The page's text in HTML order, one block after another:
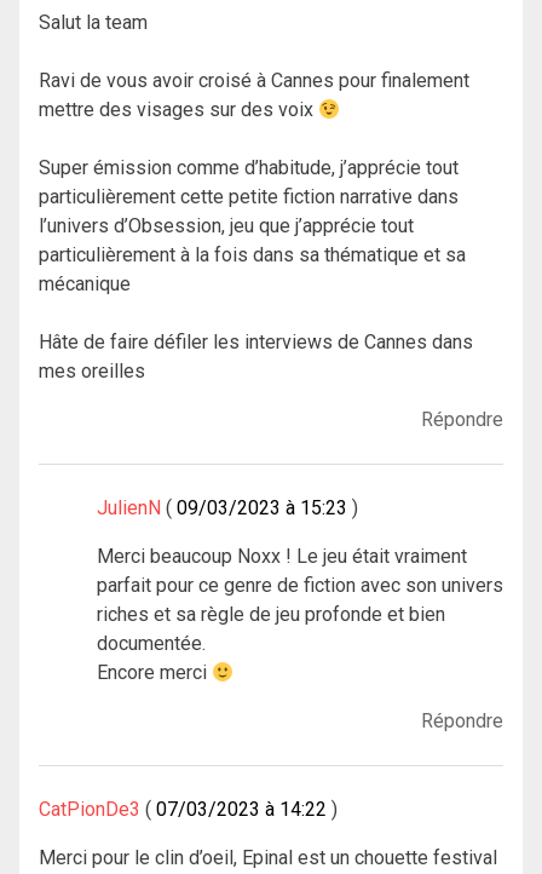
Salut la team
Ravi de vous avoir croisé à Cannes pour finalement
mettre des visages sur des voix
Super émission comme d’habitude, j’apprécie tout
particulièrement cette petite fiction narrative dans
l’univers d’Obsession, jeu que j’apprécie tout
particulièrement à la fois dans sa thématique et sa
mécanique
Hâte de faire défiler les interviews de Cannes dans
mes oreilles
Répondre
JulienN 09/03/2023 à 15:23
Merci beaucoup Noxx ! Le jeu était vraiment
parfait pour ce genre de fiction avec son univers
riches et sa règle de jeu profonde et bien
documentée.
Encore merci
Répondre
CatPionDe3 07/03/2023 à 14:22
Merci pour le clin d’oeil, Epinal est un chouette festival